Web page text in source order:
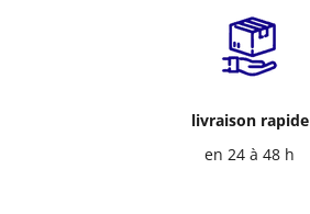
livraison rapide
en 24 à 48 h